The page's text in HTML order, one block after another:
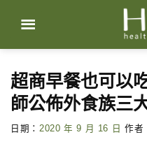
content
超商早餐也可以
師公佈外食族三
日期： 2020 年 9 月 16 日 作者